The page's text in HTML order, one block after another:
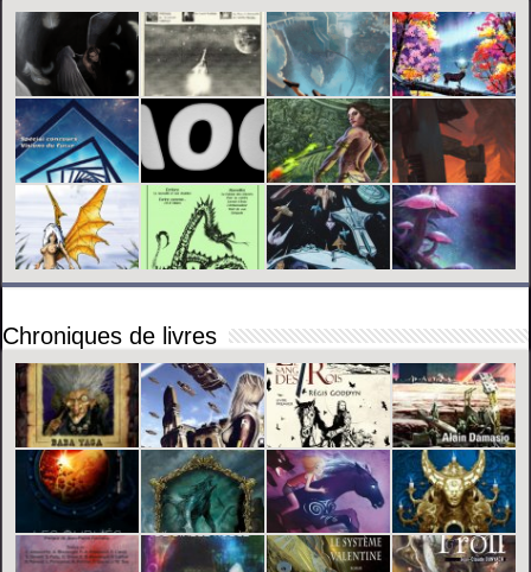
Chroniques de livres